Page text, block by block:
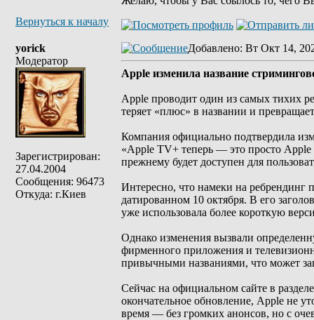
Вернуться к началу
yorick
Модератор
Зарегистрирован:
27.04.2004
Сообщения: 96473
Откуда: г.Киев
Добавлено: Вт Окт 14,
Apple изменила название
Apple проводит один из самых тихих
теряет «плюс» в названии и
Компания официально подтвердила
«Apple TV+ теперь — это просто
прежнему будет доступен для
Интересно, что намеки на
датированном 10 октября. В его
уже использовала более короткую
Однако изменения вызвали
фирменного приложения и
привычными названиями, что может
Сейчас на официальном сайте в
окончательное обновление, Apple не
время — без громких анонсов, но с